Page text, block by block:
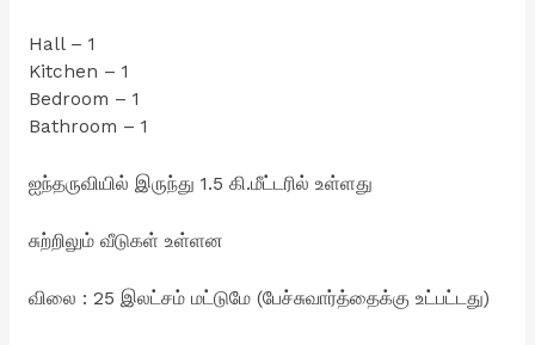
Hall – 1
Kitchen – 1
Bedroom – 1
Bathroom – 1
ஐந்தருவியில் இருந்து 1.5 கி.மீட்டரில் உள்ளது
சுற்றிலும் வீடுகள் உள்ளன
விலை : 25 இலட்சம் மட்டுமே (பேச்சுவார்த்தைக்கு உட்பட்டது)